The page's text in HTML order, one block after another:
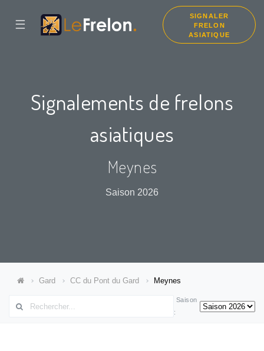
☰
SIGNALER
FRELON
ASIATIQUE
Signalements de frelons
asiatiques
Meynes
Saison 2026
Gard CC du Pont du Gard Meynes
Saison
: